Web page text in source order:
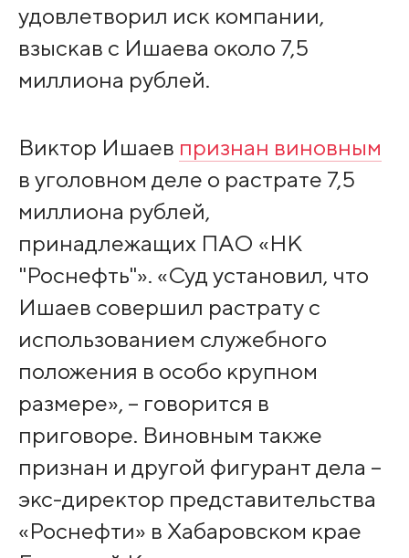
удовлетворил иск компании,
взыскав с Ишаева около 7,5
миллиона рублей.
Виктор Ишаев признан виновным
в уголовном деле о растрате 7,5
миллиона рублей,
принадлежащих ПАО «НК
"Роснефть"». «Суд установил, что
Ишаев совершил растрату с
использованием служебного
положения в особо крупном
размере», – говорится в
приговоре. Виновным также
признан и другой фигурант дела –
экс-директор представительства
«Роснефти» в Хабаровском крае